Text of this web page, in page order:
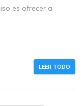
es ofrecer a
LEER TODO